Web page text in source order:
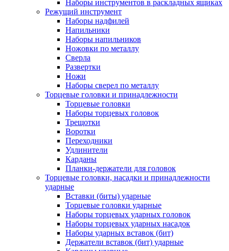
Наборы инструментов в раскладных ящиках
Режущий инструмент
Наборы надфилей
Напильники
Наборы напильников
Ножовки по металлу
Сверла
Развертки
Ножи
Наборы сверел по металлу
Торцевые головки и принадлежности
Торцевые головки
Наборы торцевых головок
Трещотки
Воротки
Переходники
Удлинители
Карданы
Планки-держатели для головок
Торцевые головки, насадки и принадлежности
ударные
Вставки (биты) ударные
Торцевые головки ударные
Наборы торцевых ударных головок
Наборы торцевых ударных насадок
Наборы ударных вставок (бит)
Держатели вставок (бит) ударные